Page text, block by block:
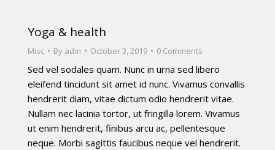
Yoga & health
Misc By adm October 3, 2019 0 Comments
Sed vel sodales quam. Nunc in urna sed libero
eleifend tincidunt sit amet id nunc. Vivamus convallis
hendrerit diam, vitae dictum odio hendrerit vitae.
Nullam nec lacinia tortor, ut fringilla lorem. Vivamus
ut enim hendrerit, finibus arcu ac, pellentesque
neque. Morbi sagittis faucibus neque vel hendrerit.